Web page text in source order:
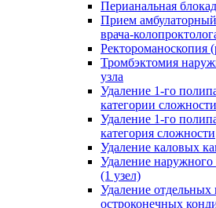
Перианальная
Прием
врача-
Ректороманоскопия
Тромбэктомия
узла
Удаление 1-го
категории сложности
Удаление 1-го
категория сложности
Удаление каловых
Удаление наружного
(1 узел)
Удаление
остроконечных